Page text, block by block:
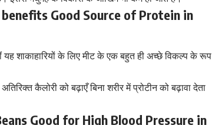
benefits Good Source of Protein in
यह शाकाहारियों के लिए मीट के एक बहुत ही अच्छे विकल्प के रूप
कैलोरी को बढ़ाएँ बिना शरीर में प्रोटीन को बढ़ावा देता
Good for High Blood Pressure in